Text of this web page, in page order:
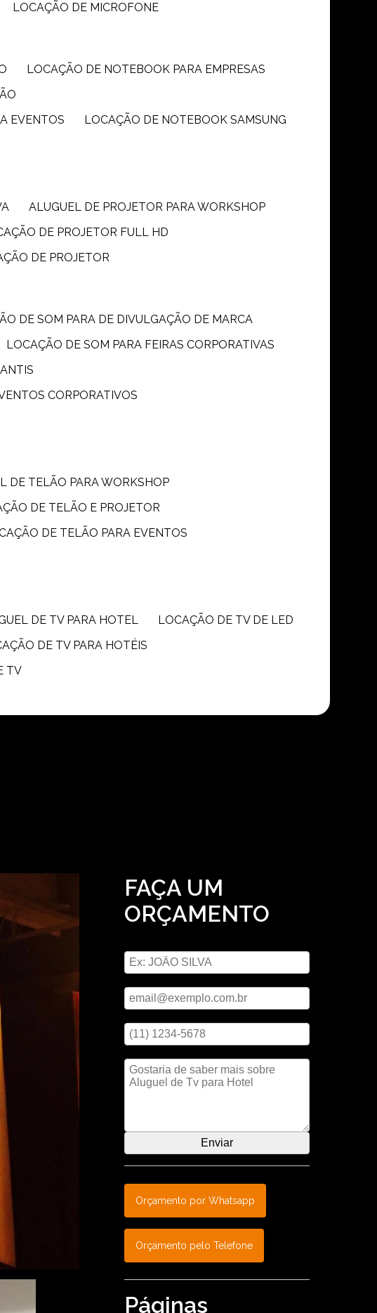
LOCAÇÃO DE MICROFONE
LOCAÇÃO DE NOTEBOOK PARA EMPRESAS
EVENTOS
LOCAÇÃO DE NOTEBOOK SAMSUNG
ALUGUEL DE PROJETOR PARA WORKSHOP
DE PROJETOR FULL HD
DE PROJETOR
DE SOM PARA DE DIVULGAÇÃO DE MARCA
LOCAÇÃO DE SOM PARA FEIRAS CORPORATIVAS
CORPORATIVOS
DE TELÃO PARA WORKSHOP
DE TELÃO E PROJETOR
DE TELÃO PARA EVENTOS
DE TV PARA HOTEL
LOCAÇÃO DE TV DE LED
DE TV PARA HOTÉIS
TV
FAÇA UM
ORÇAMENTO
Orçamento por Whatsapp
Orçamento pelo Telefone
Páginas